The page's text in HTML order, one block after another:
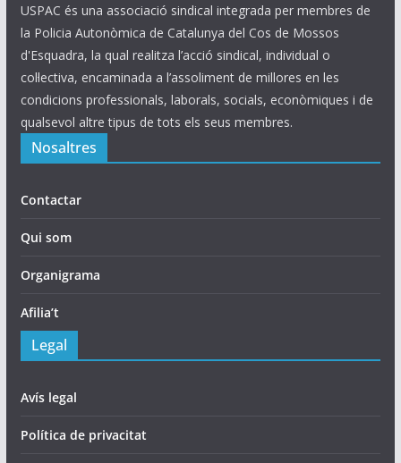
USPAC és una associació sindical integrada per membres de
la Policia Autonòmica de Catalunya del Cos de Mossos
d'Esquadra, la qual realitza l’acció sindical, individual o
col·lectiva, encaminada a l’assoliment de millores en les
condicions professionals, laborals, socials, econòmiques i de
qualsevol altre tipus de tots els seus membres.
Nosaltres
Contactar
Qui som
Organigrama
Afilia’t
Legal
Avís legal
Política de privacitat